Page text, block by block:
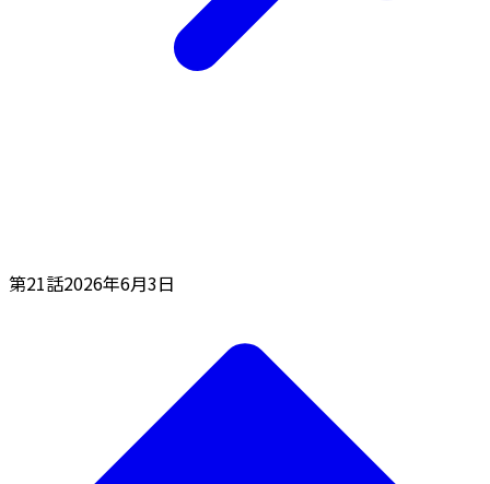
第21話2026年6月3日